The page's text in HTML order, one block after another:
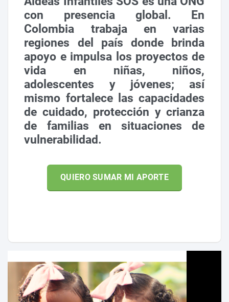
con presencia global. En
Colombia trabaja en varias
regiones del país donde brinda
apoyo e impulsa los proyectos de
vida en niñas, niños,
adolescentes y jóvenes; así
mismo fortalece las capacidades
de cuidado, protección y crianza
de familias en situaciones de
vulnerabilidad.
QUIERO SUMAR MI APORTE